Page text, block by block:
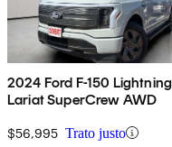
2024 Ford F-150 Lightning
Lariat SuperCrew AWD
$56,995 Trato justo